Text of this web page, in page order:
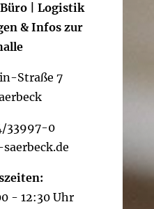
| Logistik
& Infos zur
Straße 7
33997-0
- 12:30 Uhr